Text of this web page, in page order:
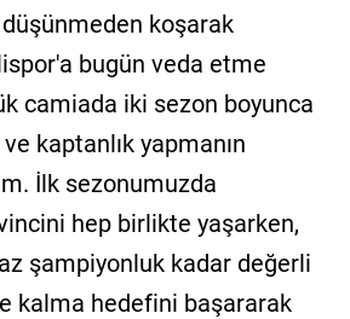
koşarak
bugün veda etme
camiada iki sezon boyunca
kaptanlık yapmanın
İlk sezonumuzda
hep birlikte yaşarken,
şampiyonluk kadar değerli
kalma hedefini başararak